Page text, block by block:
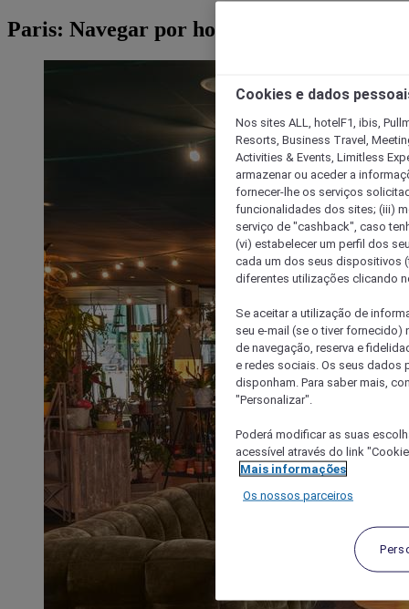
Paris: Navegar por hotéis
Cookies e dados
Nos sites ALL, hotelF1, ibis,
Resorts, Business Travel,
Activities & Events, Limitless
armazenar ou aceder a
fornecer-lhe os serviços
funcionalidades dos sites; (iii)
serviço de "cashback", caso
(vi) estabelecer um perfil dos
cada um dos seus dispositivos
diferentes utilizações clicando
Se aceitar a utilização de
seu e-mail (se o tiver
de navegação, reserva e
e redes sociais. Os seus dados
disponham. Para saber mais,
"Personalizar".
Poderá modificar as suas
acessível através do link
Mais informações
Os nossos parceiros